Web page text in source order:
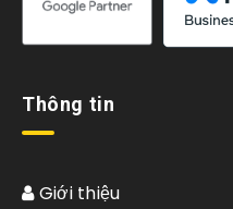
Thông tin
Giới thiệu